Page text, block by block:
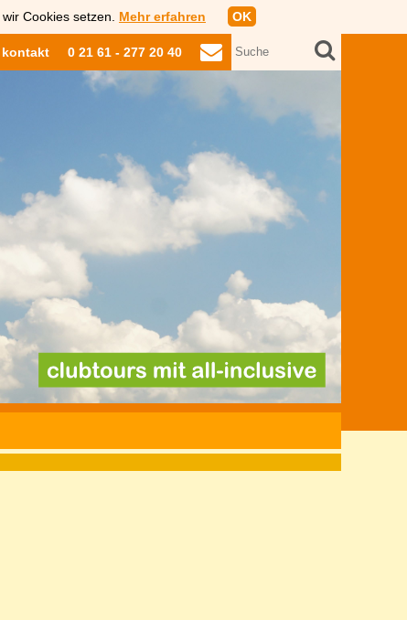
Cookies setzen. Mehr erfahren OK
0 21 61 - 277 20 40
kontakt